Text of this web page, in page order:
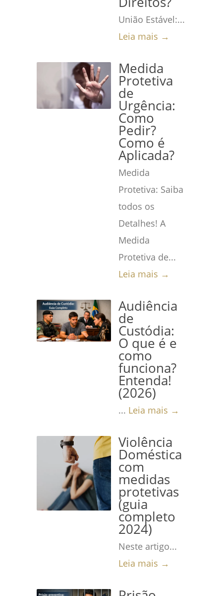
União Estável:...
Leia mais →
Medida
Protetiva
de
Urgência:
Como
Pedir?
Como é
Aplicada?
Medida
Protetiva: Saiba
todos os
Detalhes! A
Medida
Protetiva de...
Leia mais →
Audiência
de
Custódia:
O que é e
como
funciona?
Entenda!
(2026)
... Leia mais →
Violência
Doméstica
com
medidas
protetivas
(guia
completo
2024)
Neste artigo...
Leia mais →